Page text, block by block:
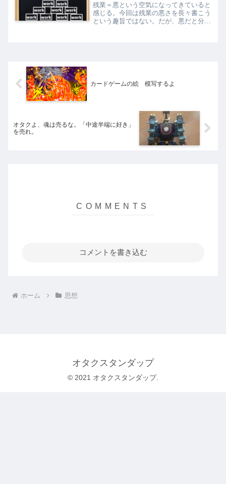
残業＝悪という空気になってきていると
感じる。今回は残業の悪さを長々書こう
という趣旨ではない。だが、悪だと分か
カードゲームの絵 模写するよ
オタクよ、魂は売るな。「中途半端に好き」
を売れ。
コメントを書き込む
ホーム 思想
オタクスタンダップ
© 2021 オタクスタンダップ.